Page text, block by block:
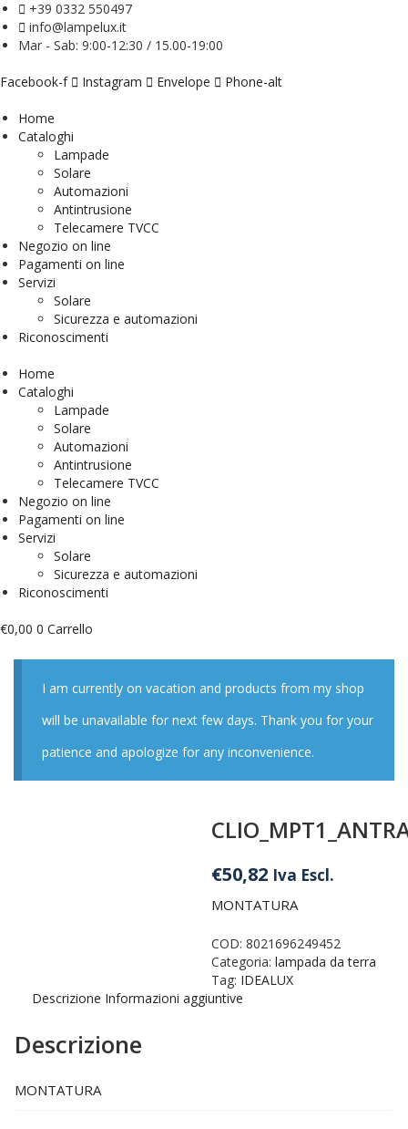
+39 0332 550497
info@lampelux.it
Mar - Sab: 9:00-12:30 / 15.00-19:00
Facebook-f Instagram Envelope Phone-alt
Home
Cataloghi
Lampade
Solare
Automazioni
Antintrusione
Telecamere TVCC
Negozio on line
Pagamenti on line
Servizi
Solare
Sicurezza e automazioni
Riconoscimenti
Home
Cataloghi
Lampade
Solare
Automazioni
Antintrusione
Telecamere TVCC
Negozio on line
Pagamenti on line
Servizi
Solare
Sicurezza e automazioni
Riconoscimenti
€0,00 0 Carrello
I am currently on vacation and products from my shop
will be unavailable for next few days. Thank you for your
patience and apologize for any inconvenience.
€50,82 Iva Escl.
MONTATURA
COD:8021696249452
Categoria:lampada da terra
Tag: IDEALUX
Descrizione Informazioni aggiuntive
Descrizione
MONTATURA